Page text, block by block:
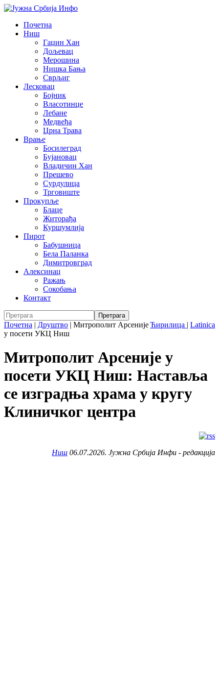
Почетна
Ниш
Гаџин Хан
Дољевац
Мерошина
Нишка Бања
Сврљиг
Лесковац
Бојник
Власотинце
Лебане
Медвеђа
Црна Трава
Врање
Босилеград
Бујановац
Владичин Хан
Прешево
Сурдулица
Трговиште
Прокупље
Блаце
Житорађа
Куршумлија
Пирот
Бабушница
Бела Паланка
Димитровград
Алексинац
Ражањ
Сокобања
Контакт
Ћирилица | Latinica
Почетна | Друштво | Митрополит Арсеније
у посети УКЦ Ниш
Митрополит Арсеније у
посети УКЦ Ниш: Наставља
се изградња храма у кругу
Клиничког центра
Ниш 06.07.2026. Јужна Србија Инфи - редакција